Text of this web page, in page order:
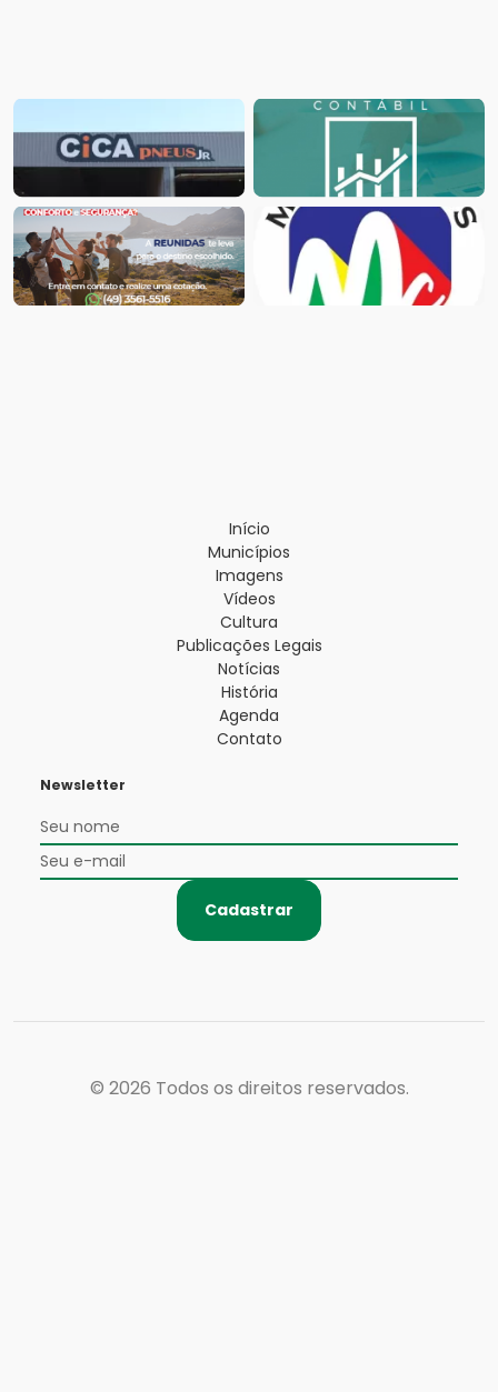
Início
Municípios
Imagens
Vídeos
Cultura
Publicações Legais
Notícias
História
Agenda
Contato
Newsletter
Cadastrar
© 2026 Todos os direitos reservados.